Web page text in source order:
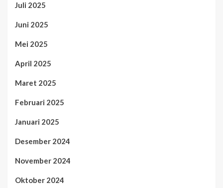
Juli 2025
Juni 2025
Mei 2025
April 2025
Maret 2025
Februari 2025
Januari 2025
Desember 2024
November 2024
Oktober 2024